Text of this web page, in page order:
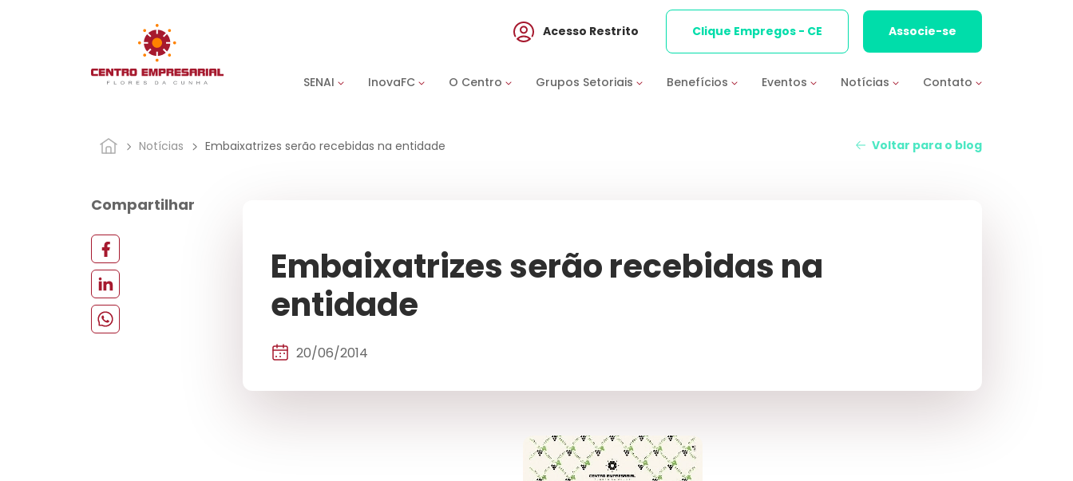
SENAI InovaFC O Centro Grupos Setoriais Benefícios Eventos Notícias Contato
Acesso Restrito Clique Empregos - CE Associe-se
Notícias Embaixatrizes serão recebidas na entidade Voltar para o blog
Compartilhar
Embaixatrizes serão recebidas na
entidade
20/06/2014